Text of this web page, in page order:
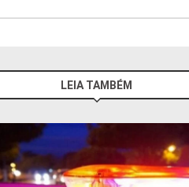
LEIA TAMBÉM